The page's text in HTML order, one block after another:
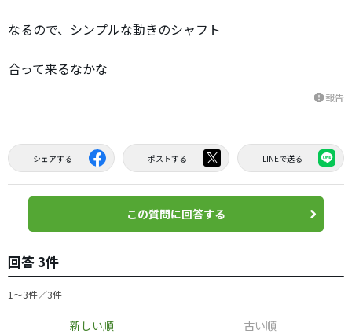
なるので、シンプルな動きのシャフト
合って来るなかな
report報告
シェアする ポストする LINEで送る
この質問に回答する
回答 3件
1〜3件／3件
新しい順 古い順